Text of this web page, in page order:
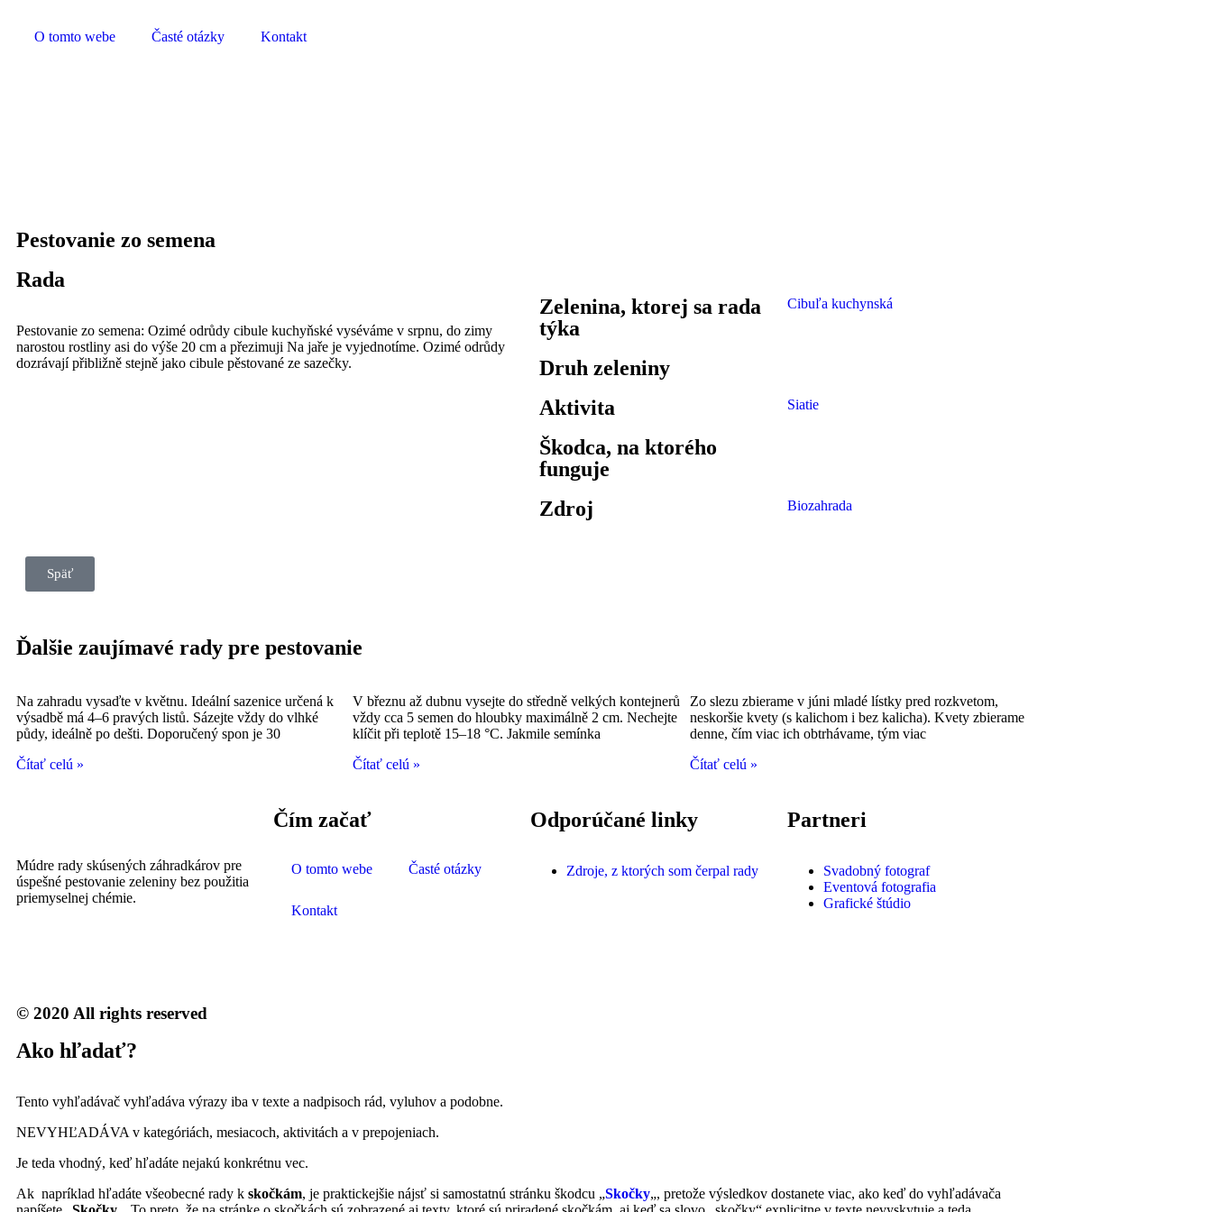
O tomto webe Časté otázky Kontakt
Pestovanie zo semena
Rada
Pestovanie zo semena: Ozimé odrůdy cibule kuchyňské vysévá­me v srpnu, do zimy
narostou rostliny asi do výše 20 cm a přezimuji Na jaře je vyjednotíme. Ozimé odrůdy
dozrávají přibliž­ně stejně jako cibule pěstované ze sazečky.
Zelenina, ktorej sa rada
týka
Cibuľa kuchynská
Druh zeleniny
Aktivita
Siatie
Škodca, na ktorého
funguje
Zdroj
Biozahrada
Späť
Ďalšie zaujímavé rady pre pestovanie
Na zahradu vysaďte v květnu. Ideální sazenice určená k
výsadbě má 4–6 pravých listů. Sázejte vždy do vlhké
půdy, ideálně po dešti. Doporučený spon je 30
Čítať celú »
V březnu až dubnu vysejte do středně velkých kontejnerů
vždy cca 5 semen do hloubky maximálně 2 cm. Nechejte
klíčit při teplotě 15–18 °C. Jakmile semínka
Čítať celú »
Zo slezu zbierame v júni mladé lístky pred rozkvetom,
neskoršie kvety (s kalichom i bez kalicha). Kvety zbierame
denne, čím viac ich obtrhávame, tým viac
Čítať celú »
Múdre rady skúsených záhradkárov pre
úspešné pestovanie zeleniny bez použitia
priemyselnej chémie.
Čím začať
O tomto webe Časté otázky
Kontakt
Odporúčané linky
Zdroje, z ktorých som čerpal rady
Partneri
Svadobný fotograf
Eventová fotografia
Grafické štúdio
© 2020 All rights reserved
Ako hľadať?
Tento vyhľadávač vyhľadáva výrazy iba v texte a nadpisoch rád, vyluhov a podobne.
NEVYHĽADÁVA v kategóriách, mesiacoch, aktivitách a v prepojeniach.
Je teda vhodný, keď hľadáte nejakú konkrétnu vec.
Ak napríklad hľadáte všeobecné rady k skočkám, je praktickejšie nájsť si samostatnú stránku škodcu „Skočky„, pretože výsledkov dostanete viac, ako keď do vyhľadávača